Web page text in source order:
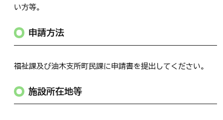
い方等。
申請方法
福祉課及び油木支所町民課に申請書を提出してください。
施設所在地等